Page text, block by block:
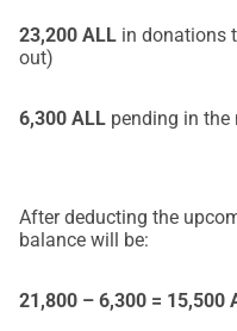
23,200 ALL in donations
out)
6,300 ALL pending in the
After deducting the
balance will be:
21,800 – 6,300 = 15,500